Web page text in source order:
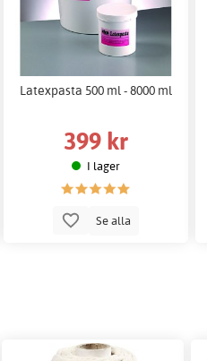
Latexpasta 500 ml - 8000 ml
399 kr
I lager
Se alla